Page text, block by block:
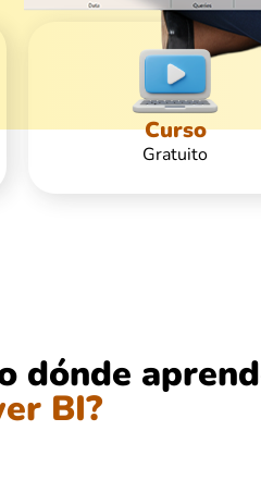
Curso
Gratuito
dónde
BI?